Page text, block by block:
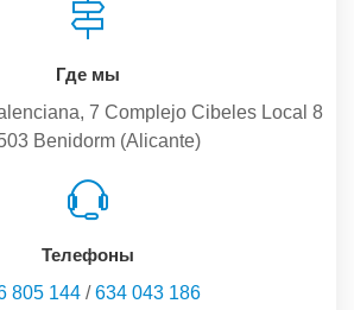
Где мы
7 Complejo Cibeles Local 8
Benidorm (Alicante)
Телефоны
805 144 /634 043 186